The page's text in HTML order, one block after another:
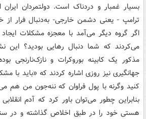
بسیار غمبار و دردناک است. دولتمردان
ترامپ - یعنی دشمن خارجی- به‌دنبال فرار
اگر گروه دیگر می‌آمد با معجزه مشکلات
می‌کردند که شما دنبال رهایی بودید؟ این
مذکور یک کابینه بوروکرات و نازک‌نارنجی
جهانگیری نیز روزی اشاره کردند که «باید با
کنید وگرنه با پول فراوان که ننه‌جون من هم
بنابراین چطور می‌توان باور کرد که آدم
هستی خود را در طبق اخلاص گذاشته و در